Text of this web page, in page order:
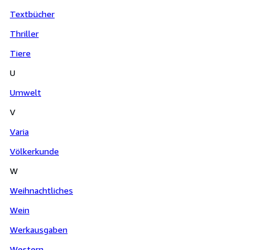
Textbücher
Thriller
Tiere
U
Umwelt
V
Varia
Völkerkunde
W
Weihnachtliches
Wein
Werkausgaben